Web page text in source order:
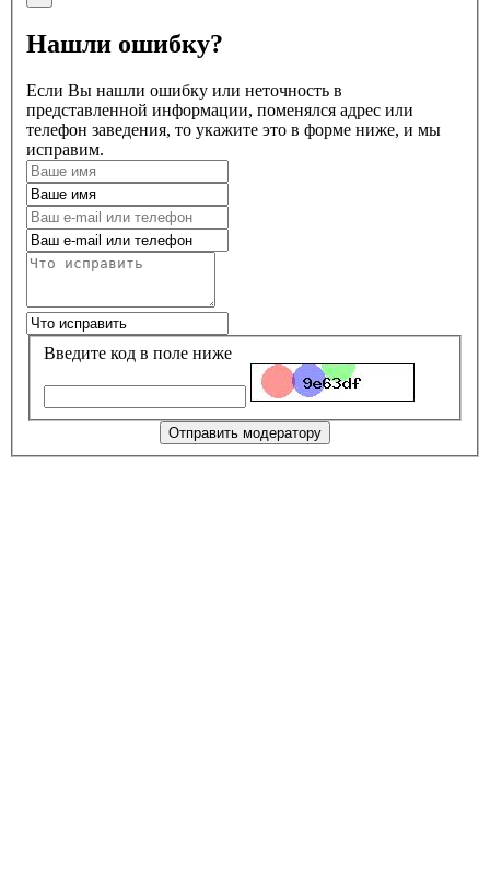
Нашли ошибку?
Если Вы нашли ошибку или неточность в
представленной информации, поменялся адрес или
телефон заведения, то укажите это в форме ниже, и мы
исправим.
Введите код в поле ниже
Отправить модератору